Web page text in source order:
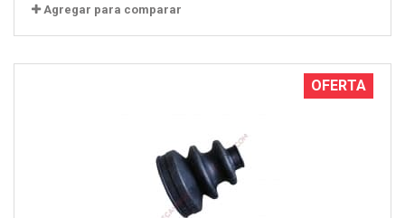
Agregar para comparar
OFERTA